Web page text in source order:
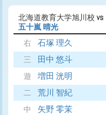
北海道教育大学旭川校 vs
五十嵐 晴光
右
石塚 理久
三 田中 悠斗
遊 増田 洸明
二 荒川 智紀
中 矢野 零茉